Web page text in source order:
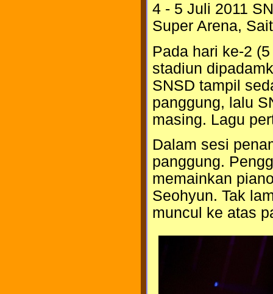
4 - 5 Juli 2011
Super Arena,
Pada hari ke-2
stadiun
SNSD tampil
panggung, lalu
masing. Lagu
Dalam sesi
panggung.
memainkan
Seohyun. Tak
muncul ke atas